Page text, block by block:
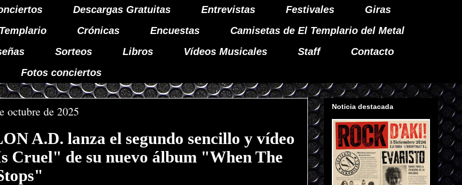
Descargas Gratuitas Entrevistas Festivales
Giras
Crónicas Encuestas
Camisetas de El Templario del Metal
Sorteos Libros Vídeos Musicales Staff
Contacto
Fotos conciertos
octubre de 2025
A.D. lanza el segundo sencillo y vídeo
Cruel" de su nuevo álbum "When The
Noticia destacada